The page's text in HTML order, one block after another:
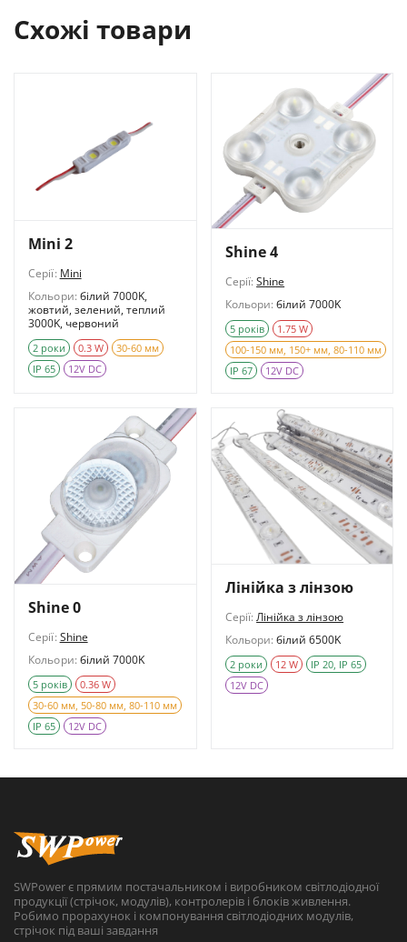
Схожі товари
Mini 2
Серії: Mini
Кольори: білий 7000K,
жовтий, зелений, теплий
3000K, червоний
2 роки 0.3 W
30-60 мм
IP 65
12V DC
Shine 4
Серії: Shine
Кольори: білий 7000K
5 років
1.75 W
100-150 мм, 150+ мм, 80-110 мм
IP 67
12V DC
Shine 0
Серії: Shine
Кольори: білий 7000K
5 років
0.36 W
30-60 мм, 50-80 мм, 80-110 мм
IP 65
12V DC
Лінійка з лінзою
Серії: Лінійка з лінзою
Кольори: білий 6500K
2 роки 12 W
IP 20, IP 65
12V DC
SWPower є прямим постачальником і виробником світлодіодної
продукції (стрічок, модулів), контролерів і блоків живлення.
Робимо прорахунок і компонування світлодіодних модулів,
стрічок під ваші завдання